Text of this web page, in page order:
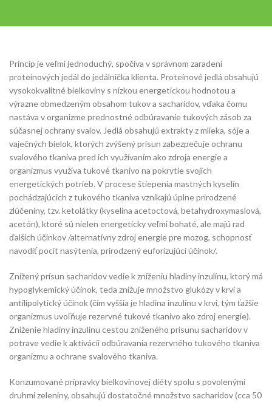
Princíp je veľmi jednoduchý, spočíva v správnom zaradení
proteínových jedál do jedálnička klienta. Proteínové jedlá obsahujú
vysokokvalitné bielkoviny s nízkou energetickou hodnotou a
výrazne obmedzeným obsahom tukov a sacharidov, vďaka čomu
nastáva v organizme prednostné odbúravanie tukových zásob za
súčasnej ochrany svalov. Jedlá obsahujú extrakty z mlieka, sóje a
vaječných bielok, ktorých zvýšený prísun zabezpečuje ochranu
svalového tkaniva pred ich využívaním ako zdroja energie a
organizmus využíva tukové tkanivo na pokrytie svojich
energetických potrieb. V procese štiepenia mastných kyselín
pochádzajúcich z tukového tkaniva vznikajú úplne prirodzené
zlúčeniny, tzv. ketolátky (kyselina acetoctová, betahydroxymaslová,
acetón), ktoré sú nielen energeticky veľmi bohaté, ale majú rad
ďalších účinkov /alternatívny zdroj energie pre mozog, schopnosť
navodiť pocit nasýtenia, prirodzený euforizujúci účinok/.
Znížený prísun sacharidov vedie k zníženiu hladiny inzulínu, ktorý má
hypoglykemický účinok, teda znižuje množstvo glukózy v krvi a
antilipolytický účinok (čím vyššia je hladina inzulínu v krvi, tým ťažšie
organizmus uvoľňuje rezervné tukové tkanivo ako zdroj energie).
Zníženie hladiny inzulínu cestou zníženého prísunu sacharidov v
potrave vedie k aktivácii odbúravania rezervného tukového tkaniva
organizmu a ochrane svalového tkaniva.
Konzumované prípravky bielkovinovej diéty spolu s povolenými
druhmi zeleniny, obsahujú dostatočné množstvo sacharidov (cca 50